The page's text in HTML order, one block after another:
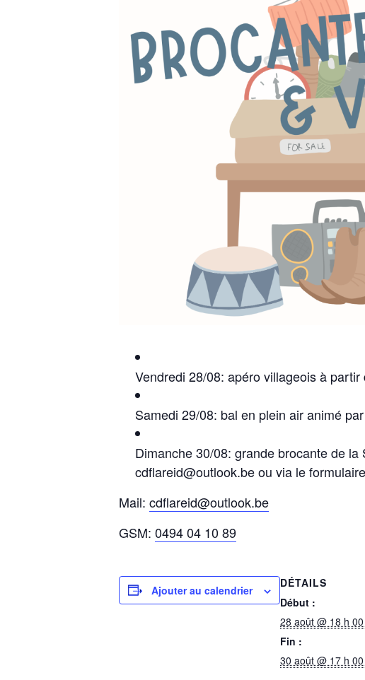
Vendredi 28/08: apéro villageois à
Samedi 29/08: bal en plein air animé
Dimanche 30/08: grande brocante de
cdflareid@outlook.be ou via le
Mail: cdflareid@outlook.be
GSM: 0494 04 10 89
Ajouter au calendrier
DÉTAILS
Début :
28 août @ 18 h
Fin :
30 août @ 17 h